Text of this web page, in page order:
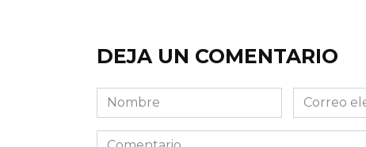
DEJA UN COMENTARIO
Nombre
Correo
electrónico
Comentario